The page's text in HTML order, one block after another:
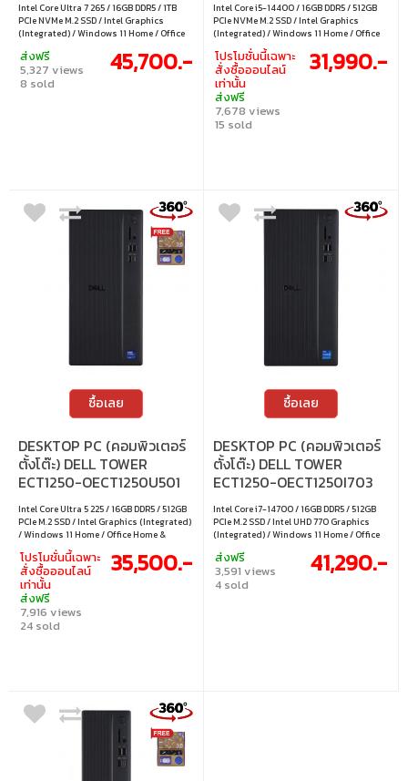
Intel Core Ultra 7 265 / 16GB DDR5 / 1TB
PCIe NVMe M.2 SSD / Intel Graphics
(Integrated) / Windows 11 Home / Office
Basic
ส่งฟรี
5,327 views
8 sold
45,700.-
Intel Core i5-14400 / 16GB DDR5 / 512GB
PCIe NVMe M.2 SSD / Intel Graphics
(Integrated) / Windows 11 Home / Office
Home & Student 2024 / Microsoft 365
Basic
โปรโมชั่นนี้เฉพาะ
สั่งซื้อออนไลน์
เท่านั้น
ส่งฟรี
7,678 views
15 sold
31,990.-
ซื้อเลย
DESKTOP PC (คอมพิวเตอร์
ตั้งโต๊ะ) DELL TOWER
ECT1250-OECT1250U501
Intel Core Ultra 5 225 / 16GB DDR5 / 512GB
PCIe M.2 SSD / Intel Graphics (Integrated)
/ Windows 11 Home / Office Home &
Student 2024 / Microsoft 365 Basic
โปรโมชั่นนี้เฉพาะ
สั่งซื้อออนไลน์
เท่านั้น
ส่งฟรี
7,916 views
24 sold
35,500.-
ซื้อเลย
DESKTOP PC (คอมพิวเตอร์
ตั้งโต๊ะ) DELL TOWER
ECT1250-OECT1250I703
Intel Core i7-14700 / 16GB DDR5 / 512GB
PCIe M.2 SSD / Intel UHD 770 Graphics
(Integrated) / Windows 11 Home / Office
Basic
ส่งฟรี
3,591 views
4 sold
41,290.-